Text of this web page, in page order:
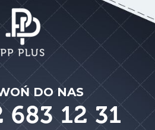
DO NAS
683 12 31